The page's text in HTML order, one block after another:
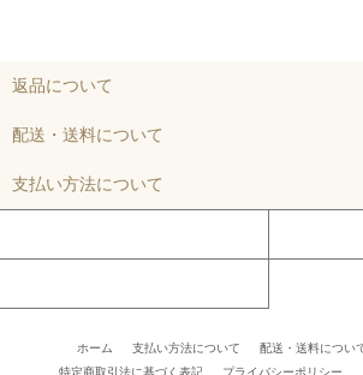
返品について
配送・送料について
支払い方法について
ホーム 支払い方法について 配送・送料につい
特定商取引法に基づく表記
プライバシーポリシー